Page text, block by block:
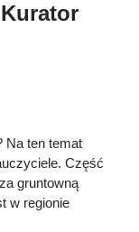
Na ten temat
Część
gruntowną
w regionie